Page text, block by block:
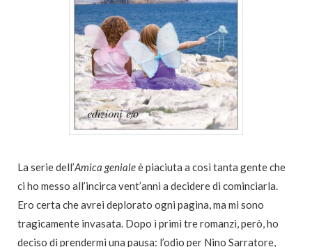
La serie dell’Amica genialeè piaciuta a così tanta gente che
ci ho messo all’incirca vent’anni a decidere di cominciarla.
Ero certa che avrei deplorato ogni pagina, ma mi sono
tragicamente invasata. Dopo i primi tre romanzi, però, ho
deciso di prendermi una pausa: l’odio per Nino Sarratore,